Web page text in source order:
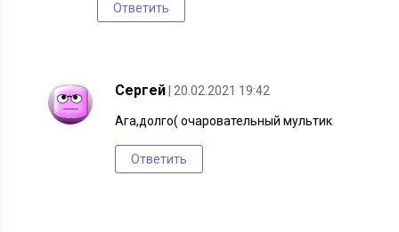
Ответить
Сергей | 20.02.2021 19:42
Ага,долго( очаровательный мультик
Ответить